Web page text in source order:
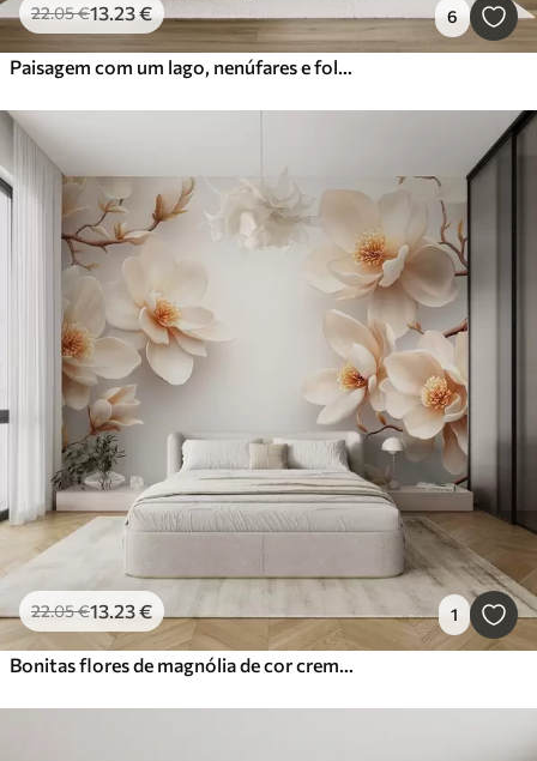
22.05€13.23€ 6
Paisagem com um lago, nenúfares e folhas de nenúfar, árvores ao fundo, num ambiente tranquilo, tons de azul claro e verde
22.05€13.23€ 1
Bonitas flores de magnólia de cor creme num fundo branco